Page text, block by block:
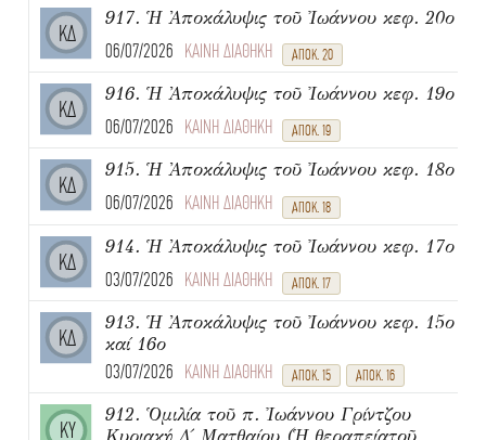
ΚΔ
917. Ἡ Ἀποκάλυψις τοῦ Ἰωάννου κεφ. 20ο
06/07/2026 ΚΑΙΝΗ ΔΙΑΘΗΚΗ ΑΠΟΚ. 20
ΚΔ
916. Ἡ Ἀποκάλυψις τοῦ Ἰωάννου κεφ. 19ο
06/07/2026 ΚΑΙΝΗ ΔΙΑΘΗΚΗ ΑΠΟΚ. 19
ΚΔ
915. Ἡ Ἀποκάλυψις τοῦ Ἰωάννου κεφ. 18ο
06/07/2026 ΚΑΙΝΗ ΔΙΑΘΗΚΗ ΑΠΟΚ. 18
ΚΔ
914. Ἡ Ἀποκάλυψις τοῦ Ἰωάννου κεφ. 17ο
03/07/2026 ΚΑΙΝΗ ΔΙΑΘΗΚΗ ΑΠΟΚ. 17
ΚΔ
913. Ἡ Ἀποκάλυψις τοῦ Ἰωάννου κεφ. 15ο
καί 16ο
03/07/2026 ΚΑΙΝΗ ΔΙΑΘΗΚΗ ΑΠΟΚ. 15 ΑΠΟΚ. 16
ΚΥ
912. Ὁμιλία τοῦ π. Ἰωάννου Γρίντζου